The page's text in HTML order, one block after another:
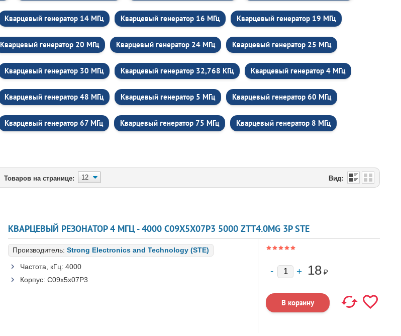
Кварцевый генератор 14 МГц Кварцевый генератор 16 МГц Кварцевый генератор 19 МГц
Кварцевый генератор 20 МГц Кварцевый генератор 24 МГц Кварцевый генератор 25 МГц
Кварцевый генератор 30 МГц Кварцевый генератор 32,768 КГц Кварцевый генератор 4 МГц
Кварцевый генератор 48 МГц Кварцевый генератор 5 МГц Кварцевый генератор 60 МГц
Кварцевый генератор 67 МГц Кварцевый генератор 75 МГц Кварцевый генератор 8 МГц
Товаров на странице: Вид:
КВАРЦЕВЫЙ РЕЗОНАТОР 4 МГЦ - 4000 C09X5X07P3 5000 ZTT4.0MG 3P STE
Производитель: Strong Electronics and Technology (STE)
Частота, кГц: 4000
Корпус: C09x5x07P3
18 ₽